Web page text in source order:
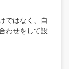
ではなく、自
わせをして設